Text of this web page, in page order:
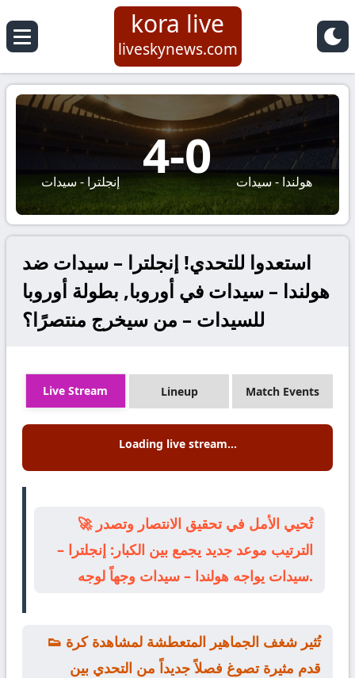
kora live
liveskynews.com
إنجلترا - سيدات 4-0 هولندا - سيدات
استعدوا للتحدي! إنجلترا – سيدات ضد
هولندا – سيدات في أوروبا, بطولة أوروبا
للسيدات – من سيخرج منتصرًا؟
Live Stream Lineup Match Events
Loading live stream...
🚀 تُحيي الأمل في تحقيق الانتصار وتصدر
الترتيب موعد جديد يجمع بين الكبار: إنجلترا –
سيدات يواجه هولندا – سيدات وجهاً لوجه.
👟 تُثير شغف الجماهير المتعطشة لمشاهدة كرة
قدم مثيرة تصوغ فصلاً جديداً من التحدي بين